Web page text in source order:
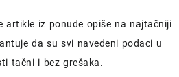
artikle iz ponude opiše na najtačniji
da su svi navedeni podaci u
tačni i bez grešaka.